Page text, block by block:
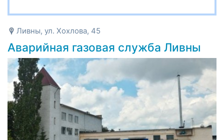
Ливны, ул. Хохлова, 45
Аварийная газовая служба Ливны